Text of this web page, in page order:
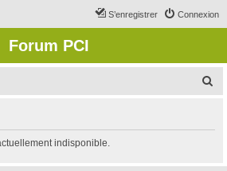
Connexion
S’enregistrer
Forum PCI
indisponible.